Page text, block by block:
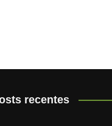
recentes